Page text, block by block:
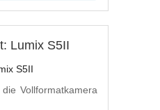
Lumix S5II
Vollformatkamera